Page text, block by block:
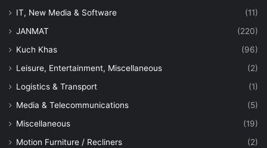
IT, New Media & Software
(11)
JANMAT
(220)
Kuch Khas
(96)
Leisure, Entertainment, Miscellaneous
(2)
Logistics & Transport
(1)
Media & Telecommunications
(5)
Miscellaneous
(19)
Motion Furniture / Recliners
(2)